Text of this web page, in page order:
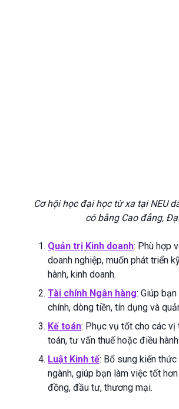
Cơ hội học đại học từ xa tại NEU
có bằng Cao đẳng,
Quản trị Kinh doanh: Phù hợp
doanh nghiệp, muốn phát triển
hành, kinh doanh.
Tài chính Ngân hàng: Giúp
chính, dòng tiền, tín dụng và
Kế toán: Phục vụ tốt cho các vị
toán, tư vấn thuế hoặc điều
Luật Kinh tế: Bổ sung kiến
ngành, giúp bạn làm việc tốt
đồng, đầu tư, thương mại.